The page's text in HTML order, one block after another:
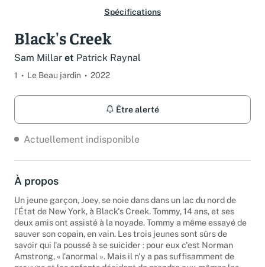
Spécifications
Black's Creek
Sam Millar et Patrick Raynal
1 Le Beau jardin 2022
Être alerté
Actuellement indisponible
À propos
Un jeune garçon, Joey, se noie dans dans un lac du nord de
l'État de New York, à Black's Creek. Tommy, 14 ans, et ses
deux amis ont assisté à la noyade. Tommy a même essayé de
sauver son copain, en vain. Les trois jeunes sont sûrs de
savoir qui l'a poussé à se suicider : pour eux c'est Norman
Amstrong, « l'anormal ». Mais il n'y a pas suffisamment de